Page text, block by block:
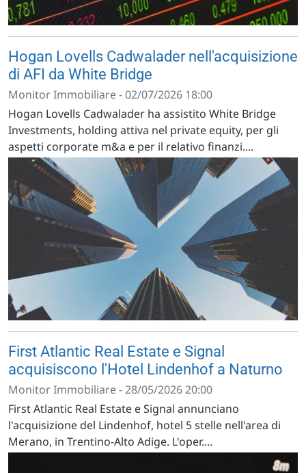
Hogan Lovells Cadwalader nell'acquisizione
di AFI da White Bridge
Monitor Immobiliare - 02/07/2026 18:00
Hogan Lovells Cadwalader ha assistito White Bridge
Investments, holding attiva nel private equity, per gli
aspetti corporate m&a e per il relativo finanzi....
First Atlantic Real Estate e Signal
acquisiscono l'Hotel Lindenhof a Naturno
Monitor Immobiliare - 28/05/2026 20:00
First Atlantic Real Estate e Signal annunciano
l'acquisizione del Lindenhof, hotel 5 stelle nell'area di
Merano, in Trentino-Alto Adige. L'oper....